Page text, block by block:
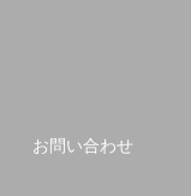
お問い合わせ